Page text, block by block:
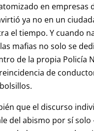
en
ya no en un
el tiempo. Y cuando
mafias no solo se
de la propia Policía
de
que el discurso
del abismo por sí